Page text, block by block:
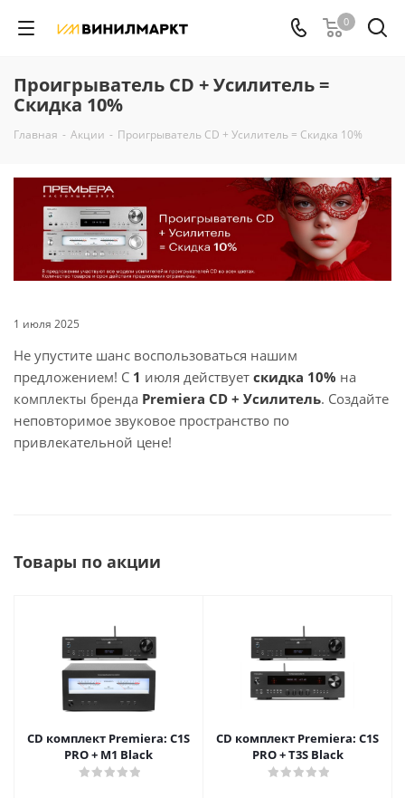
0
Проигрыватель CD + Усилитель =
Скидка 10%
Главная - Акции - Проигрыватель CD + Усилитель = Скидка 10%
1 июля 2025
Не упустите шанс воспользоваться нашим
предложением! С 1 июля действует скидка 10% на
комплекты бренда Premiera CD + Усилитель. Создайте
неповторимое звуковое пространство по
привлекательной цене!
Товары по акции
CD комплект Premiera: C1S
PRO + M1 Black
CD комплект Premiera: C1S
PRO + T3S Black